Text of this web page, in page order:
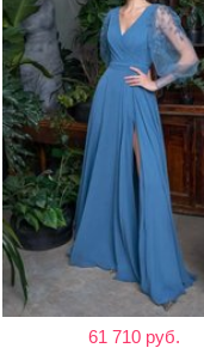
61 710 руб.